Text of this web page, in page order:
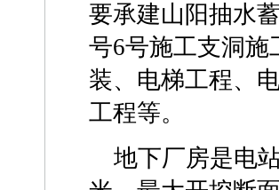
要承建山阳抽水
号6号施工支洞施
装、电梯工程、
工程等。
地下厂房是电